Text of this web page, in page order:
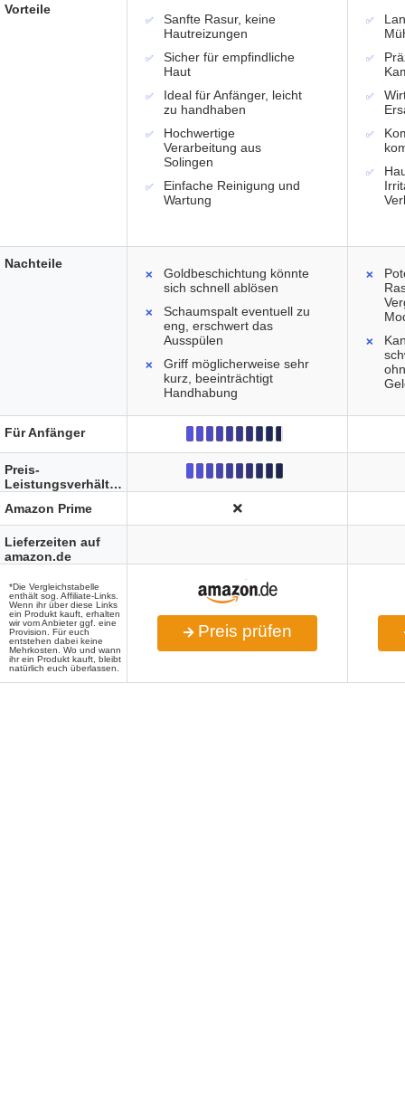
Sanfte Rasur, keine
Hautreizungen
Sicher für empfindliche
Haut
Ideal für Anfänger, leicht
zu handhaben
Hochwertige
Verarbeitung aus
Solingen
Einfache Reinigung und
Wartung
Goldbeschichtung könnte
sich schnell ablösen
Schaumspalt eventuell zu
eng, erschwert das
Ausspülen
Griff möglicherweise sehr
kurz, beeinträchtigt
Handhabung
Preis prüfen
Vorteile
Nachteile
Für Anfänger
Preis-
Leistungsverhältnis
Amazon Prime
Lieferzeiten auf
amazon.de
*Die Vergleichstabelle
enthält sog. Affiliate-Links.
Wenn ihr über diese Links
ein Produkt kauft, erhalten
wir vom Anbieter ggf. eine
Provision. Für euch
entstehen dabei keine
Mehrkosten. Wo und wann
ihr ein Produkt kauft, bleibt
natürlich euch überlassen.